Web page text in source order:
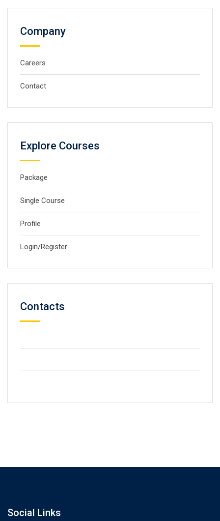
Company
Careers
Contact
Explore Courses
Package
Single Course
Profile
Login/Register
Contacts
Social Links